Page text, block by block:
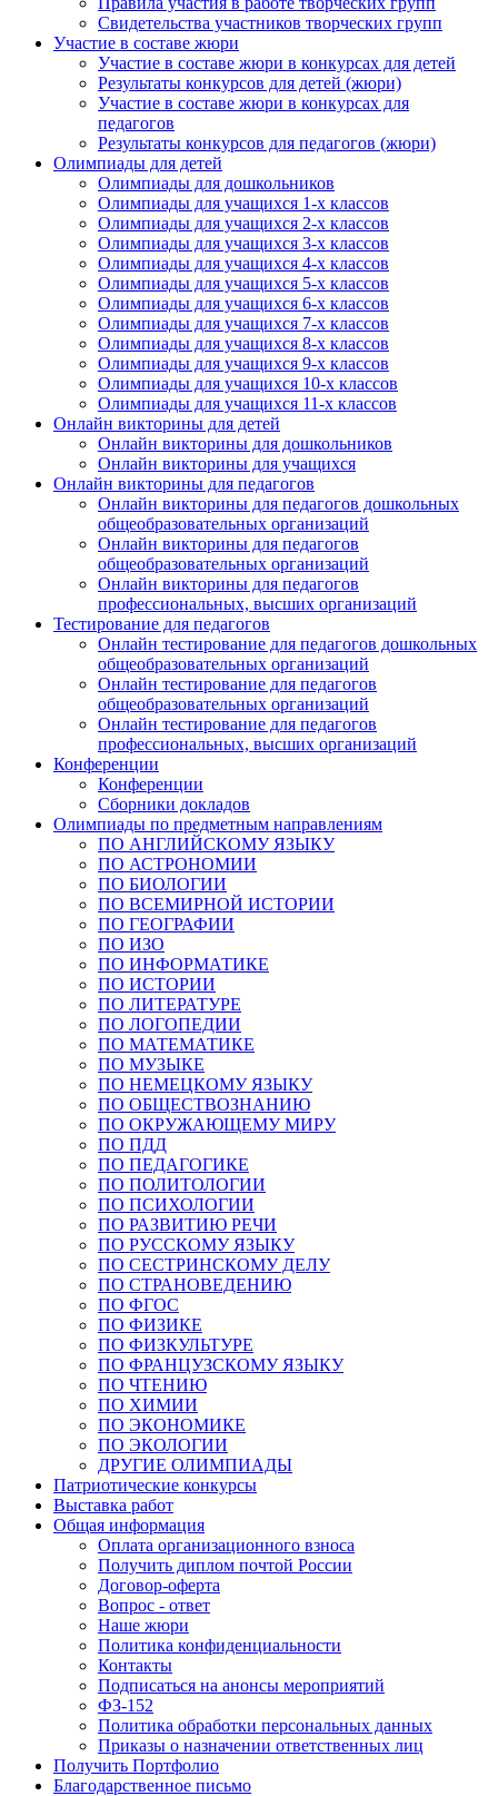
Свидетельства участников творческих групп
Участие в составе жюри
Участие в составе жюри в конкурсах для детей
Результаты конкурсов для детей (жюри)
Участие в составе жюри в конкурсах для
педагогов
Результаты конкурсов для педагогов (жюри)
Олимпиады для детей
Олимпиады для дошкольников
Олимпиады для учащихся 1-х классов
Олимпиады для учащихся 2-х классов
Олимпиады для учащихся 3-х классов
Олимпиады для учащихся 4-х классов
Олимпиады для учащихся 5-х классов
Олимпиады для учащихся 6-х классов
Олимпиады для учащихся 7-х классов
Олимпиады для учащихся 8-х классов
Олимпиады для учащихся 9-х классов
Олимпиады для учащихся 10-х классов
Олимпиады для учащихся 11-х классов
Онлайн викторины для детей
Онлайн викторины для дошкольников
Онлайн викторины для учащихся
Онлайн викторины для педагогов
Онлайн викторины для педагогов дошкольных
общеобразовательных организаций
Онлайн викторины для педагогов
общеобразовательных организаций
Онлайн викторины для педагогов
профессиональных, высших организаций
Тестирование для педагогов
Онлайн тестирование для педагогов дошкольных
общеобразовательных организаций
Онлайн тестирование для педагогов
общеобразовательных организаций
Онлайн тестирование для педагогов
профессиональных, высших организаций
Конференции
Конференции
Сборники докладов
Олимпиады по предметным направлениям
ПО АНГЛИЙСКОМУ ЯЗЫКУ
ПО АСТРОНОМИИ
ПО БИОЛОГИИ
ПО ВСЕМИРНОЙ ИСТОРИИ
ПО ГЕОГРАФИИ
ПО ИЗО
ПО ИНФОРМАТИКЕ
ПО ИСТОРИИ
ПО ЛИТЕРАТУРЕ
ПО ЛОГОПЕДИИ
ПО МАТЕМАТИКЕ
ПО МУЗЫКЕ
ПО НЕМЕЦКОМУ ЯЗЫКУ
ПО ОБЩЕСТВОЗНАНИЮ
ПО ОКРУЖАЮЩЕМУ МИРУ
ПО ПДД
ПО ПЕДАГОГИКЕ
ПО ПОЛИТОЛОГИИ
ПО ПСИХОЛОГИИ
ПО РАЗВИТИЮ РЕЧИ
ПО РУССКОМУ ЯЗЫКУ
ПО СЕСТРИНСКОМУ ДЕЛУ
ПО СТРАНОВЕДЕНИЮ
ПО ФГОС
ПО ФИЗИКЕ
ПО ФИЗКУЛЬТУРЕ
ПО ФРАНЦУЗСКОМУ ЯЗЫКУ
ПО ЧТЕНИЮ
ПО ХИМИИ
ПО ЭКОНОМИКЕ
ПО ЭКОЛОГИИ
ДРУГИЕ ОЛИМПИАДЫ
Патриотические конкурсы
Выставка работ
Общая информация
Оплата организационного взноса
Получить диплом почтой России
Договор-оферта
Вопрос - ответ
Наше жюри
Политика конфиденциальности
Контакты
Подписаться на анонсы мероприятий
ФЗ-152
Политика обработки персональных данных
Приказы о назначении ответственных лиц
Получить Портфолио
Благодарственное письмо